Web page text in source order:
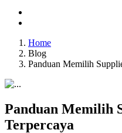
Home
Blog
Panduan Memilih
Panduan Memilih
Terpercaya